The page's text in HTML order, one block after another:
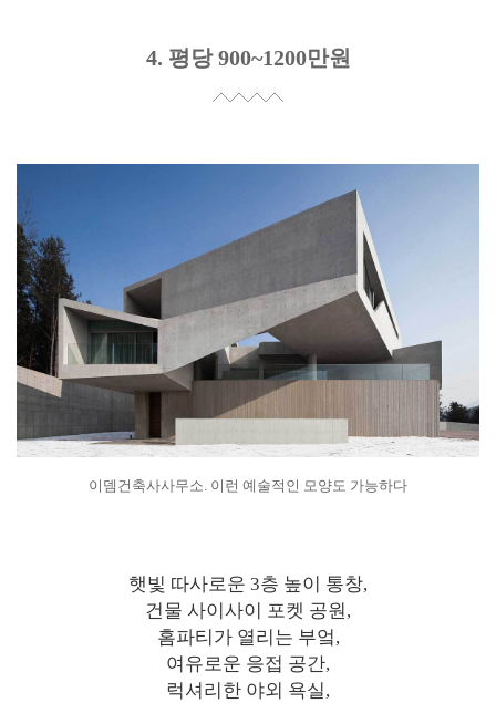
4. 평당 900~1200만원
이뎀건축사사무소. 이런 예술적인 모양도 가능하다
햇빛 따사로운 3층 높이 통창,
건물 사이사이 포켓 공원,
홈파티가 열리는 부엌,
여유로운 응접 공간,
럭셔리한 야외 욕실,